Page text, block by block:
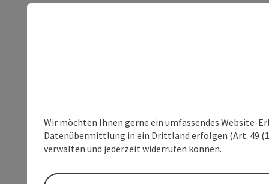
Wir möchten Ihnen gerne ein umfassendes Website-
Datenübermittlung in ein Drittland erfolgen (Art. 49
verwalten und jederzeit widerrufen können.